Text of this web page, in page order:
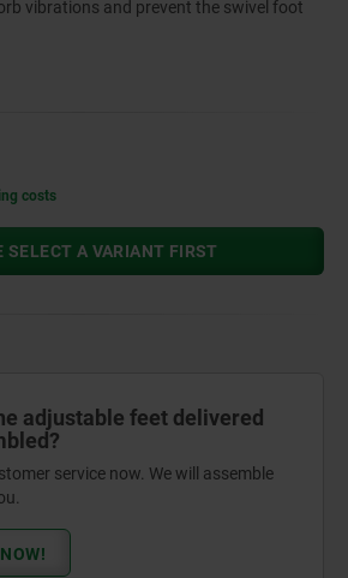
vibrations and prevent the swivel foot
costs
SELECT A VARIANT FIRST
adjustable feet delivered
service now. We will assemble